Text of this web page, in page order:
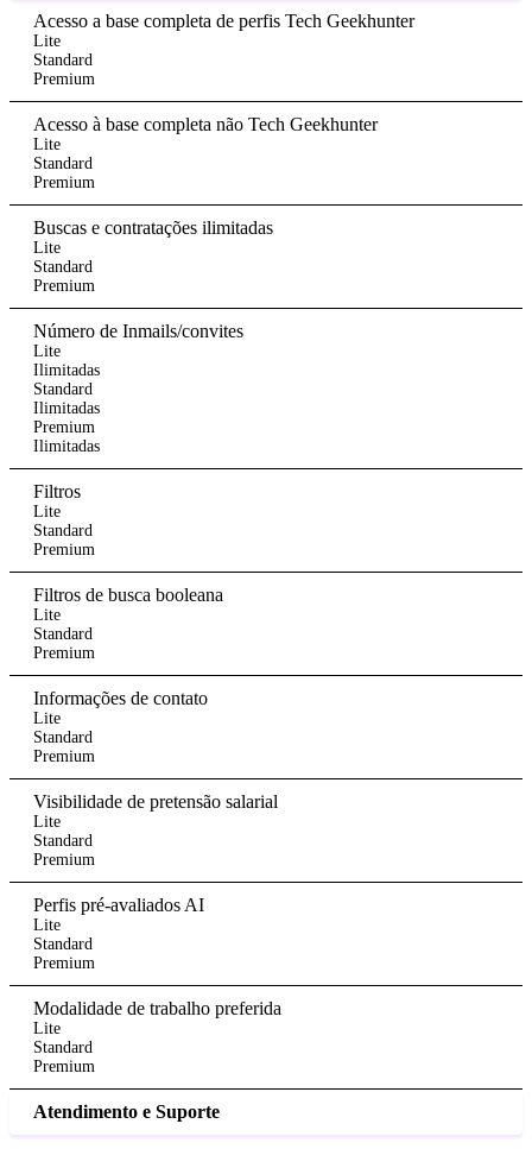
Acesso a base completa de perfis Tech Geekhunter
Lite
Standard
Premium
Acesso à base completa não Tech Geekhunter
Lite
Standard
Premium
Buscas e contratações ilimitadas
Lite
Standard
Premium
Número de Inmails/convites
Lite
Ilimitadas
Standard
Ilimitadas
Premium
Ilimitadas
Filtros
Lite
Standard
Premium
Filtros de busca booleana
Lite
Standard
Premium
Informações de contato
Lite
Standard
Premium
Visibilidade de pretensão salarial
Lite
Standard
Premium
Perfis pré-avaliados AI
Lite
Standard
Premium
Modalidade de trabalho preferida
Lite
Standard
Premium
Atendimento e Suporte